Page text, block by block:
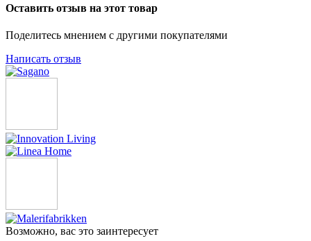
Оставить отзыв на этот товар
Поделитесь мнением с другими покупателями
Написать отзыв
Возможно, вас это заинтересует